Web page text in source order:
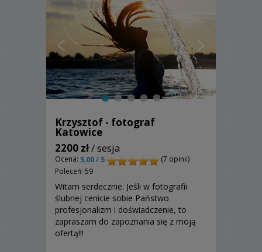
Krzysztof - fotograf
Katowice
2200 zł/ sesja
Ocena: 5,00 / 5
(7 opinii)
Poleceń: 59
Witam serdecznie. Jeśli w fotografii
ślubnej cenicie sobie Państwo
profesjonalizm i doświadczenie, to
zapraszam do zapoznania się z moją
ofertą!!!